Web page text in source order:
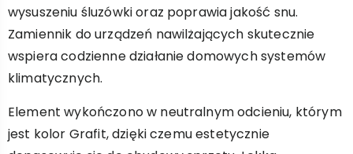
wysuszeniu śluzówki oraz poprawia jakość snu.
Zamiennik do urządzeń nawilżających skutecznie
wspiera codzienne działanie domowych systemów
klimatycznych.
Element wykończono w neutralnym odcieniu, którym
jest kolor Grafit, dzięki czemu estetycznie